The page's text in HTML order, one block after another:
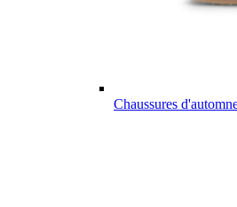
Chaussures